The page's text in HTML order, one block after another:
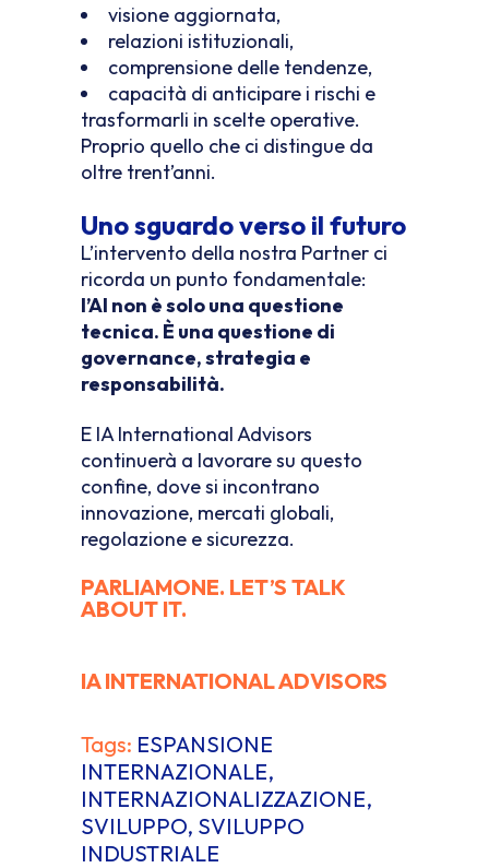
visione aggiornata,
relazioni istituzionali,
comprensione delle tendenze,
capacità di anticipare i rischi e
trasformarli in scelte operative.
Proprio quello che ci distingue da
oltre trent’anni.
Uno sguardo verso il futuro
L’intervento della nostra Partner ci
ricorda un punto fondamentale:
l’AI non è solo una questione
tecnica. È una questione di
governance, strategia e
responsabilità.
E IA International Advisors
continuerà a lavorare su questo
confine, dove si incontrano
innovazione, mercati globali,
regolazione e sicurezza.
PARLIAMONE. LET’S TALK
ABOUT IT.
IA INTERNATIONAL ADVISORS
Tags: ESPANSIONE
INTERNAZIONALE,
INTERNAZIONALIZZAZIONE,
SVILUPPO, SVILUPPO
INDUSTRIALE